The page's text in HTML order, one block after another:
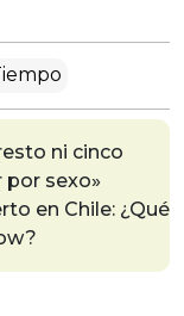
ni cinco
por sexo»
en Chile: ¿Qué